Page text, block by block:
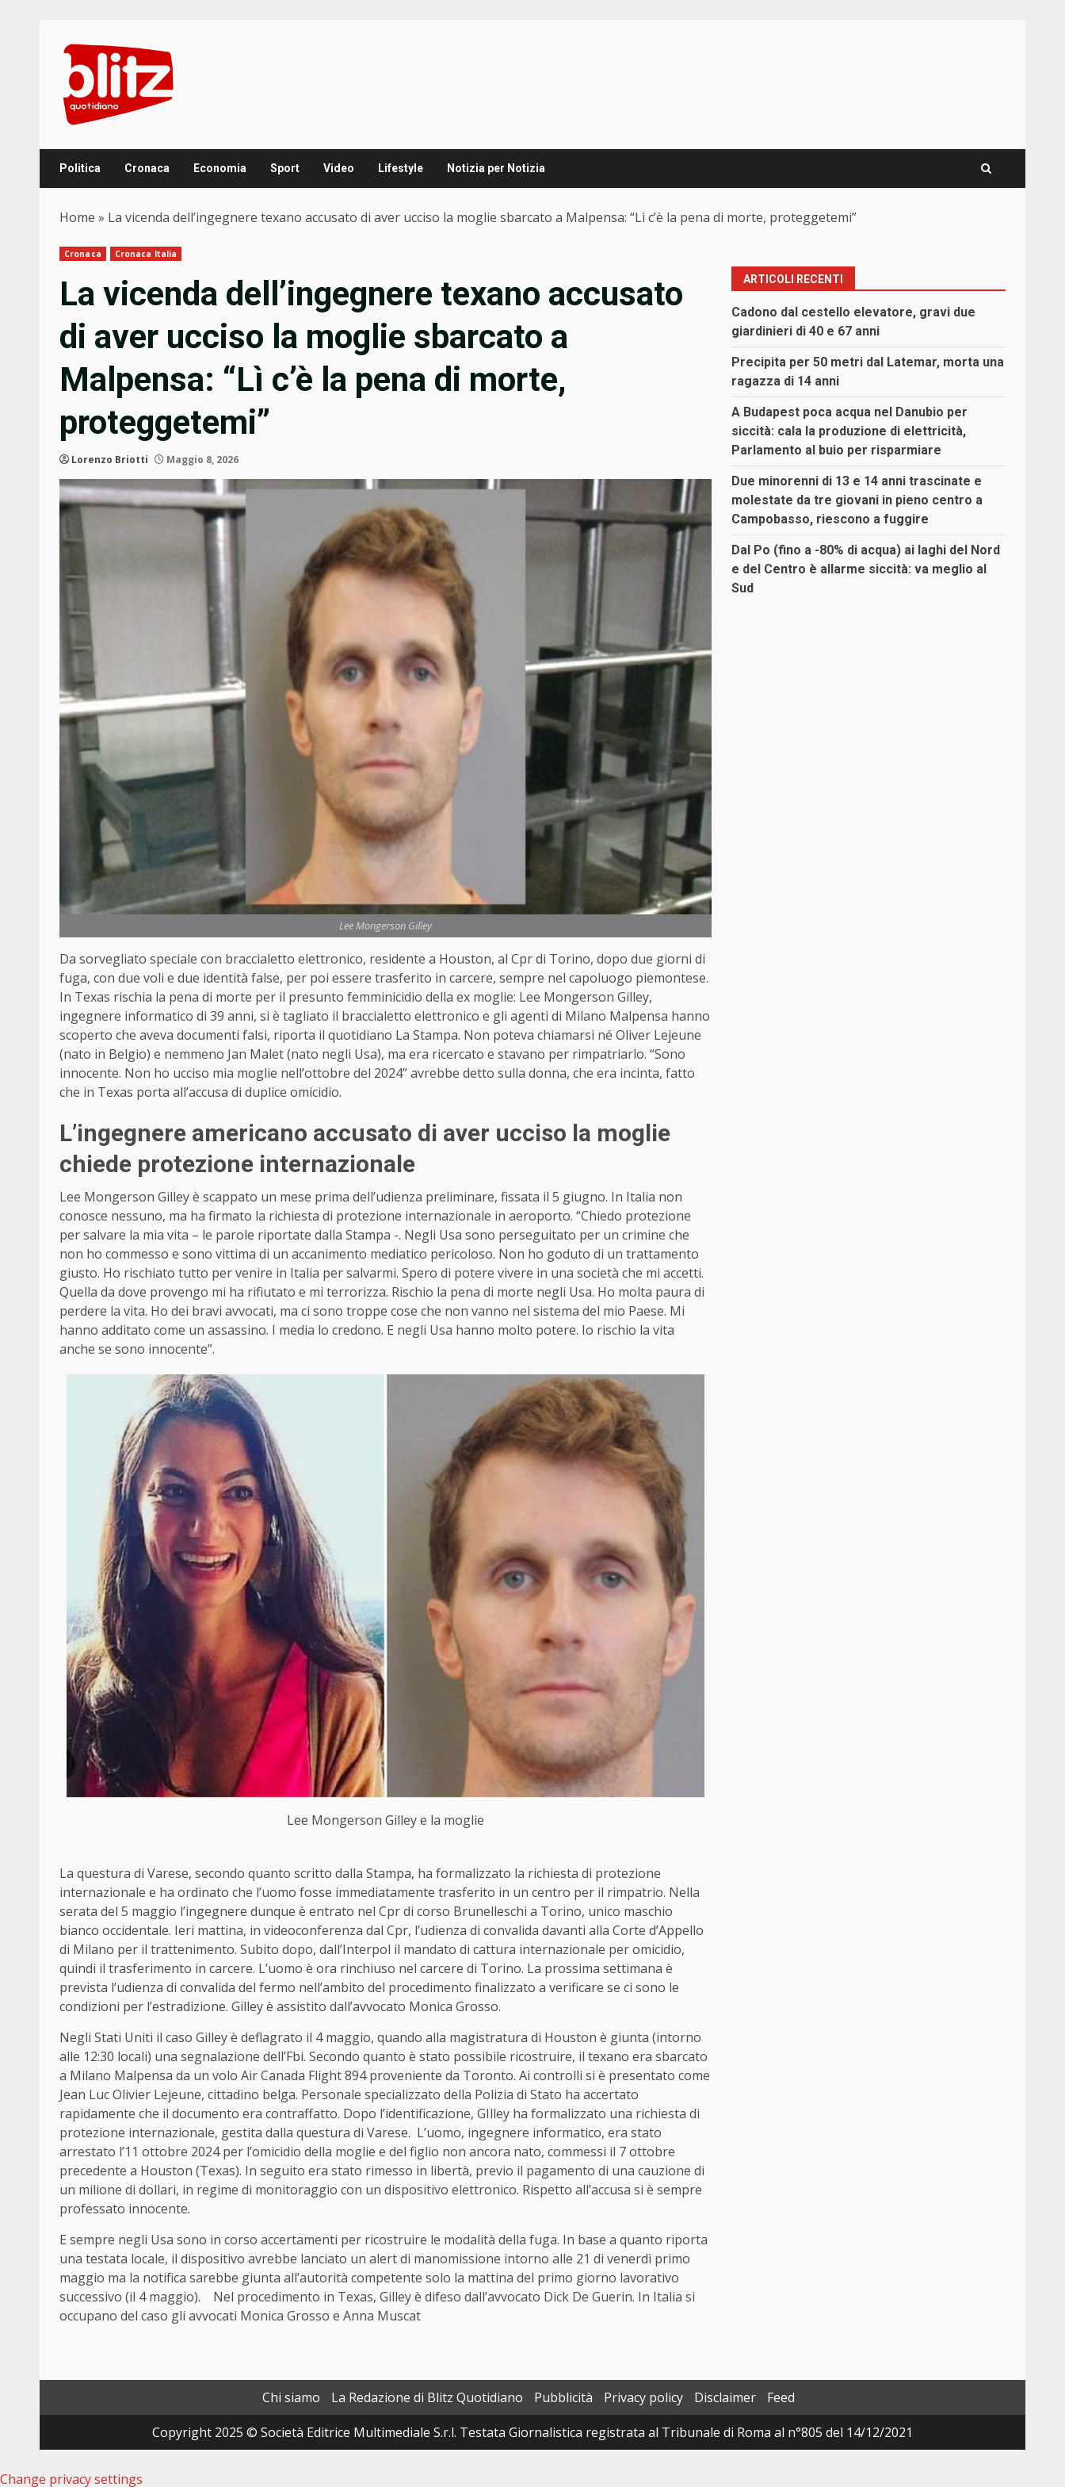
content
Politica Cronaca Economia Sport Video Lifestyle Notizia per Notizia
Home » La vicenda dell’ingegnere texano accusato di aver ucciso la moglie sbarcato a Malpensa: “Lì c’è la pena di morte, proteggetemi”
Cronaca Cronaca Italia
La vicenda dell’ingegnere texano accusato
di aver ucciso la moglie sbarcato a
Malpensa: “Lì c’è la pena di morte,
proteggetemi”
Lorenzo Briotti Maggio 8, 2026
Lee Mongerson Gilley
Da sorvegliato speciale con braccialetto elettronico, residente a Houston, al Cpr di Torino, dopo due giorni di
fuga, con due voli e due identità false, per poi essere trasferito in carcere, sempre nel capoluogo piemontese.
In Texas rischia la pena di morte per il presunto femminicidio della ex moglie: Lee Mongerson Gilley,
ingegnere informatico di 39 anni, si è tagliato il braccialetto elettronico e gli agenti di Milano Malpensa hanno
scoperto che aveva documenti falsi, riporta il quotidiano La Stampa. Non poteva chiamarsi né Oliver Lejeune
(nato in Belgio) e nemmeno Jan Malet (nato negli Usa), ma era ricercato e stavano per rimpatriarlo. “Sono
innocente. Non ho ucciso mia moglie nell’ottobre del 2024” avrebbe detto sulla donna, che era incinta, fatto
che in Texas porta all’accusa di duplice omicidio.
L’ingegnere americano accusato di aver ucciso la moglie
chiede protezione internazionale
Lee Mongerson Gilley è scappato un mese prima dell’udienza preliminare, fissata il 5 giugno. In Italia non
conosce nessuno, ma ha firmato la richiesta di protezione internazionale in aeroporto. “Chiedo protezione
per salvare la mia vita – le parole riportate dalla Stampa -. Negli Usa sono perseguitato per un crimine che
non ho commesso e sono vittima di un accanimento mediatico pericoloso. Non ho goduto di un trattamento
giusto. Ho rischiato tutto per venire in Italia per salvarmi. Spero di potere vivere in una società che mi accetti.
Quella da dove provengo mi ha rifiutato e mi terrorizza. Rischio la pena di morte negli Usa. Ho molta paura di
perdere la vita. Ho dei bravi avvocati, ma ci sono troppe cose che non vanno nel sistema del mio Paese. Mi
hanno additato come un assassino. I media lo credono. E negli Usa hanno molto potere. Io rischio la vita
anche se sono innocente”.
Lee Mongerson Gilley e la moglie
La questura di Varese, secondo quanto scritto dalla Stampa, ha formalizzato la richiesta di protezione
internazionale e ha ordinato che l’uomo fosse immediatamente trasferito in un centro per il rimpatrio. Nella
serata del 5 maggio l’ingegnere dunque è entrato nel Cpr di corso Brunelleschi a Torino, unico maschio
bianco occidentale. Ieri mattina, in videoconferenza dal Cpr, l’udienza di convalida davanti alla Corte d’Appello
di Milano per il trattenimento. Subito dopo, dall’Interpol il mandato di cattura internazionale per omicidio,
quindi il trasferimento in carcere. L’uomo è ora rinchiuso nel carcere di Torino. La prossima settimana è
prevista l’udienza di convalida del fermo nell’ambito del procedimento finalizzato a verificare se ci sono le
condizioni per l’estradizione. Gilley è assistito dall’avvocato Monica Grosso.
Negli Stati Uniti il caso Gilley è deflagrato il 4 maggio, quando alla magistratura di Houston è giunta (intorno
alle 12:30 locali) una segnalazione dell’Fbi. Secondo quanto è stato possibile ricostruire, il texano era sbarcato
a Milano Malpensa da un volo Air Canada Flight 894 proveniente da Toronto. Ai controlli si è presentato come
Jean Luc Olivier Lejeune, cittadino belga. Personale specializzato della Polizia di Stato ha accertato
rapidamente che il documento era contraffatto. Dopo l’identificazione, GIlley ha formalizzato una richiesta di
protezione internazionale, gestita dalla questura di Varese. L’uomo, ingegnere informatico, era stato
arrestato l’11 ottobre 2024 per l’omicidio della moglie e del figlio non ancora nato, commessi il 7 ottobre
precedente a Houston (Texas). In seguito era stato rimesso in libertà, previo il pagamento di una cauzione di
un milione di dollari, in regime di monitoraggio con un dispositivo elettronico. Rispetto all’accusa si è sempre
professato innocente.
E sempre negli Usa sono in corso accertamenti per ricostruire le modalità della fuga. In base a quanto riporta
una testata locale, il dispositivo avrebbe lanciato un alert di manomissione intorno alle 21 di venerdì primo
maggio ma la notifica sarebbe giunta all’autorità competente solo la mattina del primo giorno lavorativo
successivo (il 4 maggio). Nel procedimento in Texas, Gilley è difeso dall’avvocato Dick De Guerin. In Italia si
occupano del caso gli avvocati Monica Grosso e Anna Muscat
ARTICOLI RECENTI
Cadono dal cestello elevatore, gravi due
giardinieri di 40 e 67 anni
Precipita per 50 metri dal Latemar, morta una
ragazza di 14 anni
A Budapest poca acqua nel Danubio per
siccità: cala la produzione di elettricità,
Parlamento al buio per risparmiare
Due minorenni di 13 e 14 anni trascinate e
molestate da tre giovani in pieno centro a
Campobasso, riescono a fuggire
Dal Po (fino a -80% di acqua) ai laghi del Nord
e del Centro è allarme siccità: va meglio al
Sud
Chi siamo La Redazione di Blitz Quotidiano Pubblicità Privacy policy Disclaimer
Feed
Copyright 2025 © Società Editrice Multimediale S.r.l. Testata Giornalistica registrata al Tribunale di Roma al n°805 del 14/12/2021
Change privacy settings